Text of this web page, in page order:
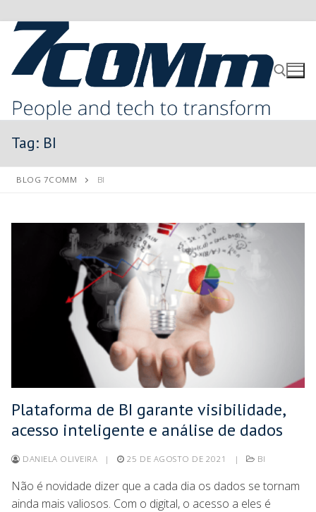
Tag: BI
BLOG 7COMM BI
Plataforma de BI garante visibilidade,
acesso inteligente e análise de dados
DANIELA OLIVEIRA | 25 DE AGOSTO DE 2021 | BI
Não é novidade dizer que a cada dia os dados se tornam
ainda mais valiosos. Com o digital, o acesso a eles é